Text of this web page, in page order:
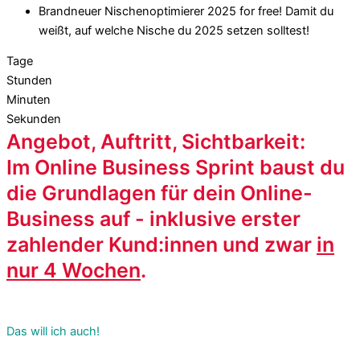
Brandneuer Nischenoptimierer 2025 for free! Damit du
weißt, auf welche Nische du 2025 setzen solltest!
Tage
Stunden
Minuten
Sekunden
Angebot, Auftritt, Sichtbarkeit:
Im Online Business Sprint baust du
die Grundlagen für dein Online-
Business auf - inklusive erster
zahlender Kund:innen und zwar in
nur 4 Wochen.
Das will ich auch!